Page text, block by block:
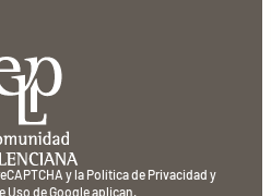
y la Política de Privacidad y
Uso de Google aplican.